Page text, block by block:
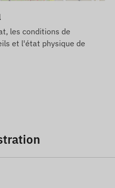
sur le réseau
dans certains pays (par
d'ici le 31 décembre
localement sur la situation
un dispositif fonctionnant sur
des appareils sur le site
les conditions de
et l'état physique de